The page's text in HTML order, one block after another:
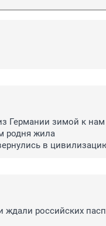
Германии зимой к
родня жила
в
ждали российских